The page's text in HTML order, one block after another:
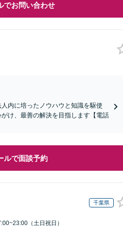
でお問い合わせ
内に培ったノウハウと知識を駆使
け、最善の解決を目指します【電話
ルで面談予約
千葉県
（土日祝日）